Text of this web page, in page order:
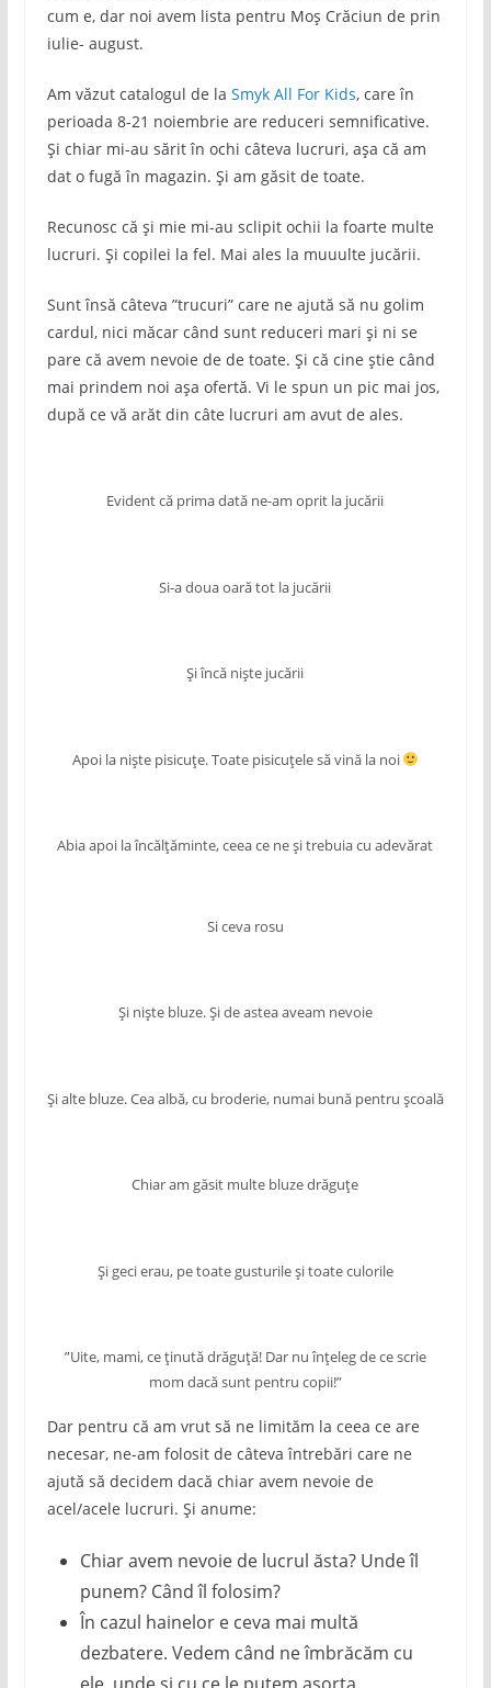
cum e, dar noi avem lista pentru Moș Crăciun de prin
iulie- august.
Am văzut catalogul de la Smyk All For Kids, care în
perioada 8-21 noiembrie are reduceri semnificative.
Și chiar mi-au sărit în ochi câteva lucruri, așa că am
dat o fugă în magazin. Și am găsit de toate.
Recunosc că și mie mi-au sclipit ochii la foarte multe
lucruri. Și copilei la fel. Mai ales la muuulte jucării.
Sunt însă câteva ”trucuri” care ne ajută să nu golim
cardul, nici măcar când sunt reduceri mari și ni se
pare că avem nevoie de de toate. Și că cine știe când
mai prindem noi așa ofertă. Vi le spun un pic mai jos,
după ce vă arăt din câte lucruri am avut de ales.
Evident că prima dată ne-am oprit la jucării
Si-a doua oară tot la jucării
Și încă niște jucării
Apoi la niște pisicuțe. Toate pisicuțele să vină la noi
Abia apoi la încălțăminte, ceea ce ne și trebuia cu adevărat
Si ceva rosu
Și niște bluze. Și de astea aveam nevoie
Și alte bluze. Cea albă, cu broderie, numai bună pentru școală
Chiar am găsit multe bluze drăguțe
Și geci erau, pe toate gusturile și toate culorile
”Uite, mami, ce ținută drăguță! Dar nu înțeleg de ce scrie
mom dacă sunt pentru copii!”
Dar pentru că am vrut să ne limităm la ceea ce are
necesar, ne-am folosit de câteva întrebări care ne
ajută să decidem dacă chiar avem nevoie de
acel/acele lucruri. Și anume:
Chiar avem nevoie de lucrul ăsta? Unde îl
punem? Când îl folosim?
În cazul hainelor e ceva mai multă
dezbatere. Vedem când ne îmbrăcăm cu